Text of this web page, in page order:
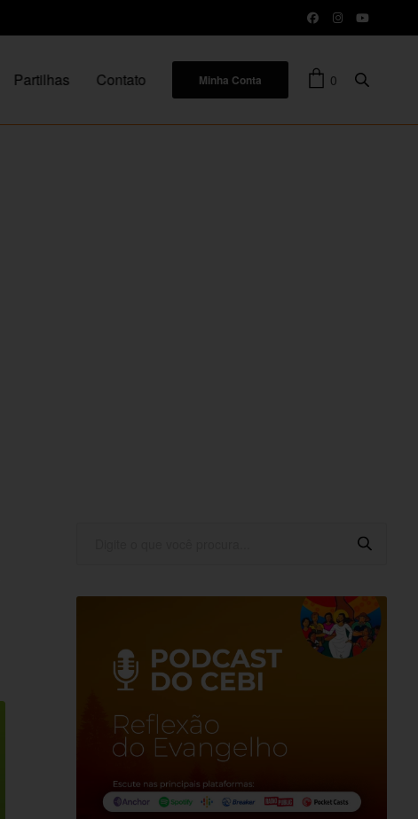
Partilhas Contato Minha Conta 0